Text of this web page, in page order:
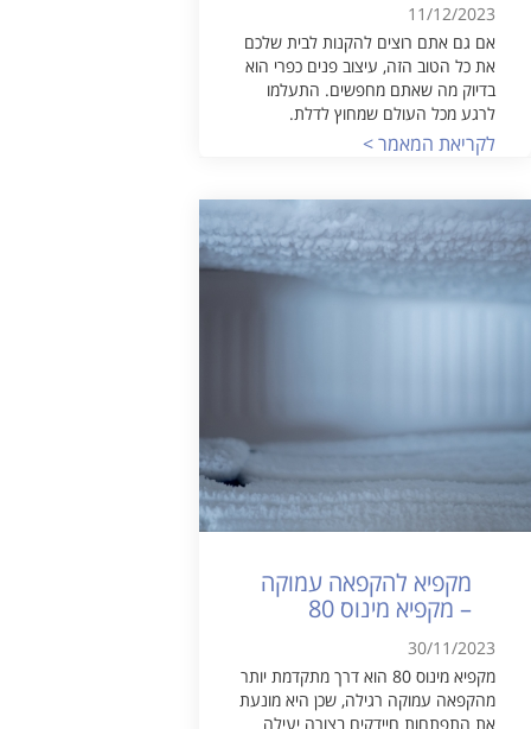
11/12/2023
אם גם אתם רוצים להקנות לבית שלכם
את כל הטוב הזה, עיצוב פנים כפרי הוא
בדיוק מה שאתם מחפשים. התעלמו
לרגע מכל העולם שמחוץ לדלת.
לקריאת המאמר >
מקפיא להקפאה עמוקה
– מקפיא מינוס 80
30/11/2023
מקפיא מינוס 80 הוא דרך מתקדמת יותר
מהקפאה עמוקה רגילה, שכן היא מונעת
את התפתחות חיידקים בצורה יעילה